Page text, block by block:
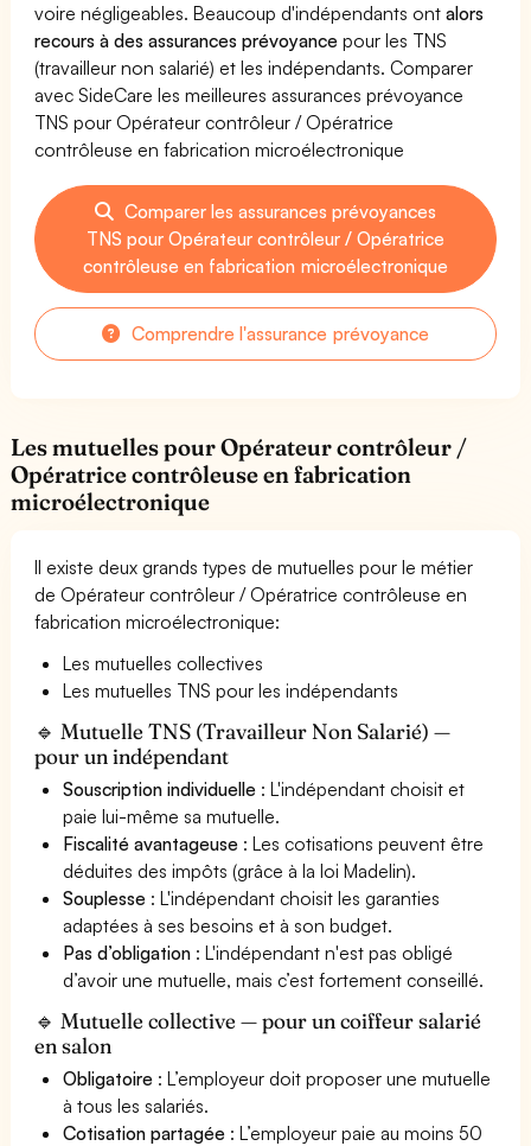
voire négligeables. Beaucoup d'indépendants ontalors
recours à des assurances prévoyance pour les TNS
(travailleur non salarié) et les indépendants. Comparer
avec SideCare les meilleures assurances prévoyance
TNS pour Opérateur contrôleur / Opératrice
contrôleuse en fabrication microélectronique
Comparer les assurances prévoyances
TNS pour Opérateur contrôleur / Opératrice
contrôleuse en fabrication microélectronique
Comprendre l'assurance prévoyance
Les mutuelles pour Opérateur contrôleur /
Opératrice contrôleuse en fabrication
microélectronique
Il existe deux grands types de mutuelles pour le métier
de Opérateur contrôleur / Opératrice contrôleuse en
fabrication microélectronique:
Les mutuelles collectives
Les mutuelles TNS pour les indépendants
🔹 Mutuelle TNS (Travailleur Non Salarié) —
pour un indépendant
Souscription individuelle : L'indépendant choisit et
paie lui-même sa mutuelle.
Fiscalité avantageuse : Les cotisations peuvent être
déduites des impôts (grâce à la loi Madelin).
Souplesse : L'indépendant choisit les garanties
adaptées à ses besoins et à son budget.
Pas d’obligation : L'indépendant n'est pas obligé
d’avoir une mutuelle, mais c’est fortement conseillé.
🔹 Mutuelle collective — pour un coiffeur salarié
en salon
Obligatoire : L’employeur doit proposer une mutuelle
à tous les salariés.
Cotisation partagée : L’employeur paie au moins 50